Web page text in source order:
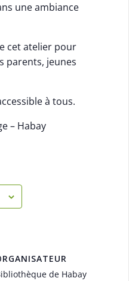
une ambiance
cet atelier pour
parents, jeunes
à tous.
– Habay
de Habay